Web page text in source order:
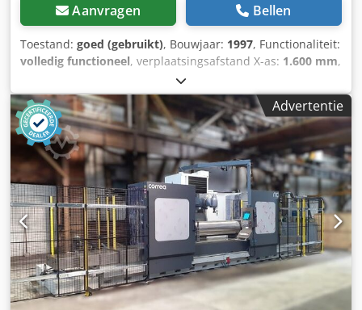
Aanvragen Bellen
Toestand: goed (gebruikt), Bouwjaar: 1997, Functionaliteit:
volledig functioneel, verplaatsingsafstand X-as: 1.600 mm,
, verplaatsingsafstand Z-as:
mm, aanvoer lengte X-as:1.600 mm, voedingslengte Y-as:
700 mm, voedingslengte Z-as: 700 mm, snelle verplaatsing
X-as:6 m/min, snelle verplaatsing Y-as:6 m/min, snelle
verplaatsing Z-as:6 m/min, positie van de freeskop:
horizontaal/verticaal verstelbaar, spilsnelheid (max.):
3.000 rpm
, spindelsnelheid (min.):400 rpm, tafelbreedte:
600 mm, tafelbelasting: 1.500 kg, tafel lengte:2.000 mm,
Technische gegevens: Type: Kiheung Combi U6 X-as: 1600
mm | Y-as: 700 mm | Z-as: 700 mm Tafelafmetingen:
2000 × 600 mm Spilopname: ISO 50 | Toerental: tot 3
000 rpm Voedingssnelheden: tot 6 000 mm/min Besturing:
Heidenhain TNC 355 (2½-D CNC) Machinegewicht: ca. 7 000
kg | Voeding: 400 V / 50 Hz Conditie: Werkend te zien.
Advertentie